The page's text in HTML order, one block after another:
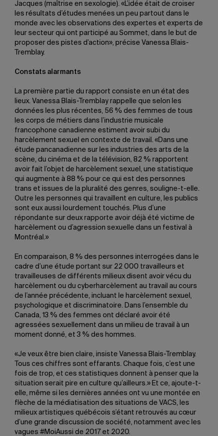
Jacques (maîtrise en sexologie). «L’idée était de croiser
les résultats d’études menées un peu partout dans le
monde avec les observations des expertes et experts de
leur secteur qui ont participé au Sommet, dans le but de
proposer des pistes d’action», précise Vanessa Blais-
Tremblay.
Constats alarmants
La première partie du rapport consiste en un état des
lieux. Vanessa Blais-Tremblay rappelle que selon les
données les plus récentes, 56 % des femmes de tous
les corps de métiers dans l’industrie musicale
francophone canadienne estiment avoir subi du
harcèlement sexuel en contexte de travail. «Dans une
étude pancanadienne sur les industries des arts de la
scène, du cinéma et de la télévision, 82 % rapportent
avoir fait l’objet de harcèlement sexuel, une statistique
qui augmente à 88 % pour ce qui est des personnes
trans et issues de la pluralité des genres, souligne-t-elle.
Outre les personnes qui travaillent en culture, les publics
sont eux aussi lourdement touchés. Plus d’une
répondante sur deux rapporte avoir déjà été victime de
harcèlement ou d’agression sexuelle dans un festival à
Montréal.»
En comparaison, 8 % des personnes interrogées dans le
cadre d’une étude portant sur 22 000 travailleurs et
travailleuses de différents milieux disent avoir vécu du
harcèlement ou du cyberharcèlement au travail au cours
de l’année précédente, incluant le harcèlement sexuel,
psychologique et discriminatoire. Dans l’ensemble du
Canada, 13 % des femmes ont déclaré avoir été
agressées sexuellement dans un milieu de travail à un
moment donné, et 3 % des hommes.
«Je veux être bien claire, insiste Vanessa Blais-Tremblay.
Tous ces chiffres sont effarants. Chaque fois, c’est une
fois de trop, et ces statistiques donnent à penser que la
situation serait pire en culture qu’ailleurs.» Et ce, ajoute-t-
elle, même si les dernières années ont vu une montée en
flèche de la médiatisation des situations de VACS, les
milieux artistiques québécois s’étant retrouvés au cœur
d’une grande discussion de société, notamment avec les
vagues #MoiAussi de 2017 et 2020.